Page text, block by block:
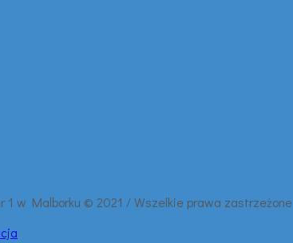
1 w Malborku © 2021 / Wszelkie prawa zastrzeżone